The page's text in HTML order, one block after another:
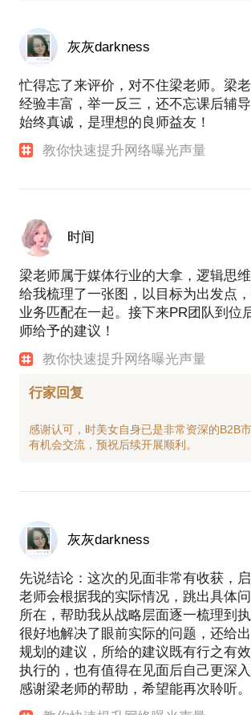
灰灰darkness
忙得忘了来评价，对不住梁老师。梁
经验丰富，举一反三，还不忘课后辅
始终真诚，是理想的良师益友！
教你快速提升网络曝光声量
时间
梁老师属于媒体行业的大拿，逻辑思
给我梳理了一张图，以目标为出发点
业务匹配在一起。接下来PR团队到位
师给予的建议！
教你快速提升网络曝光声量
行家回复
感谢认可，时美女自身已是非常资深的B2B
灰灰darkness
先说结论：这次的见面非常有收获，
老师会根据我的实际情况，跳出具体
所在，帮助我从战略层面逐一梳理到
很好地解决了眼前实际的问题，还给
规划的建议，所给的建议既有行之有
执行的，也有值得在见面后自己更深入
感谢梁老师的帮助，希望能再次聆听。